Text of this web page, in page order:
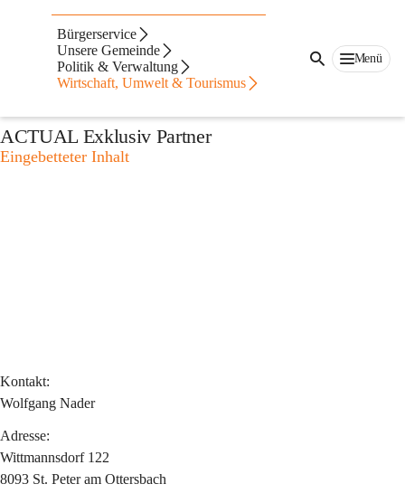
Bürgerservice
Unsere Gemeinde
Politik & Verwaltung
Wirtschaft, Umwelt & Tourismus
Menü
Dienstleistungs- &
Produktionsbetriebe
ACTUAL Exklusiv Partner
Eingebetteter Inhalt
Kontakt:
Wolfgang Nader
Adresse:
Wittmannsdorf 122
8093 St. Peter am Ottersbach